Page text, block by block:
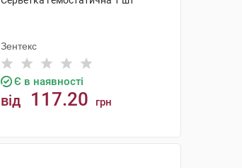
Зентекс
Є в наявності
від 117.20 грн